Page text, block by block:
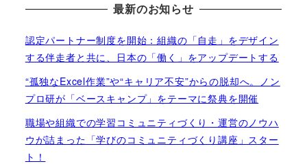
最新のお知らせ
認定パートナー制度を開始：組織の「自走」をデザイン
する伴走者と共に、日本の「働く」をアップデートする
“孤独なExcel作業”や“キャリア不安”からの脱却へ。ノン
プロ研が「ベースキャンプ」をテーマに祭典を開催
職場や組織での学習コミュニティづくり・運営のノウハ
ウが詰まった「学びのコミュニティづくり講座」スター
ト！